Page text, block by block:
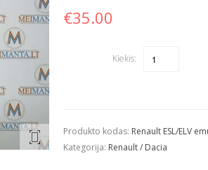
€35.00
Kiekis: Quantity
Produkto kodas: Renault ESL/ELV
Kategorija: Renault / Dacia